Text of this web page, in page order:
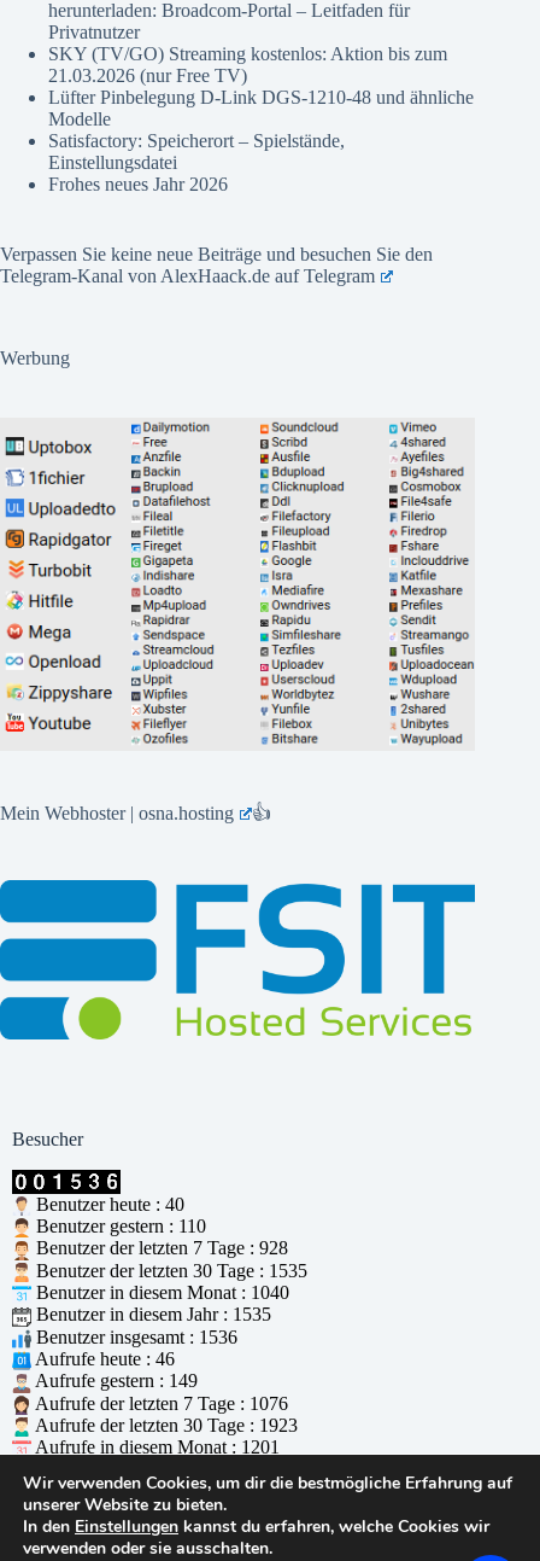
herunterladen: Broadcom-Portal – Leitfaden für
Privatnutzer
SKY (TV/GO) Streaming kostenlos: Aktion bis zum
21.03.2026 (nur Free TV)
Lüfter Pinbelegung D-Link DGS-1210-48 und ähnliche
Modelle
Satisfactory: Speicherort – Spielstände,
Einstellungsdatei
Frohes neues Jahr 2026
Verpassen Sie keine neue Beiträge und besuchen Sie den
Telegram-Kanal von AlexHaack.de aufTelegram
Werbung
Mein Webhoster | osna.hosting 👍
Besucher
Benutzer heute : 40
Benutzer gestern : 110
Benutzer der letzten 7 Tage : 928
Benutzer der letzten 30 Tage : 1535
Benutzer in diesem Monat : 1040
Benutzer in diesem Jahr : 1535
Benutzer insgesamt : 1536
Aufrufe heute : 46
Aufrufe gestern : 149
Aufrufe der letzten 7 Tage : 1076
Aufrufe der letzten 30 Tage : 1923
Aufrufe in diesem Monat : 1201
Aufrufe insgesamt : 1924
Wer ist online : 1
Unterstützt durchWPS Visitor Counter
Wir verwenden Cookies, um dir die bestmögliche Erfahrung auf
unserer Website zu bieten.
In den Einstellungen kannst du erfahren, welche Cookies wir
verwenden oder sie ausschalten.